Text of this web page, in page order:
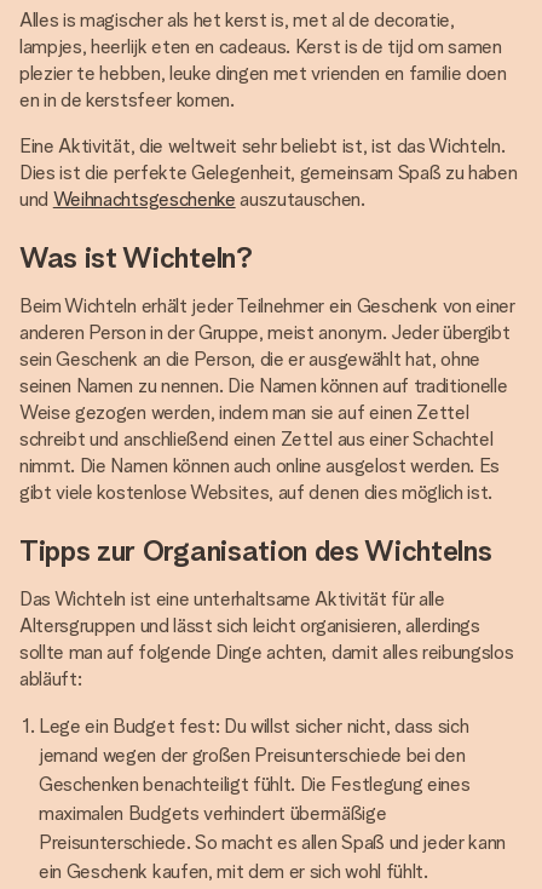
Alles is magischer als het kerst is, met al de decoratie,
lampjes, heerlijk eten en cadeaus. Kerst is de tijd om samen
plezier te hebben, leuke dingen met vrienden en familie doen
en in de kerstsfeer komen.
Eine Aktivität, die weltweit sehr beliebt ist, ist das Wichteln.
Dies ist die perfekte Gelegenheit, gemeinsam Spaß zu haben
und Weihnachtsgeschenke auszutauschen.
Was ist Wichteln?
Beim Wichteln erhält jeder Teilnehmer ein Geschenk von einer
anderen Person in der Gruppe, meist anonym. Jeder übergibt
sein Geschenk an die Person, die er ausgewählt hat, ohne
seinen Namen zu nennen. Die Namen können auf traditionelle
Weise gezogen werden, indem man sie auf einen Zettel
schreibt und anschließend einen Zettel aus einer Schachtel
nimmt. Die Namen können auch online ausgelost werden. Es
gibt viele kostenlose Websites, auf denen dies möglich ist.
Tipps zur Organisation des Wichtelns
Das Wichteln ist eine unterhaltsame Aktivität für alle
Altersgruppen und lässt sich leicht organisieren, allerdings
sollte man auf folgende Dinge achten, damit alles reibungslos
abläuft:
Lege ein Budget fest: Du willst sicher nicht, dass sich
jemand wegen der großen Preisunterschiede bei den
Geschenken benachteiligt fühlt. Die Festlegung eines
maximalen Budgets verhindert übermäßige
Preisunterschiede. So macht es allen Spaß und jeder kann
ein Geschenk kaufen, mit dem er sich wohl fühlt.